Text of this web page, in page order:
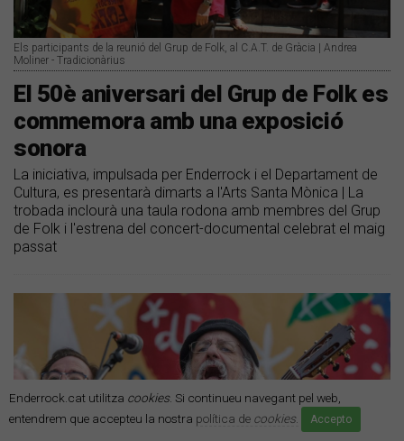
Enderrock.cat utilitza cookies. Si continueu navegant pel web,
entendrem que accepteu la nostra política de cookies. Accepto
Els participants de la reunió del Grup de Folk, al C.A.T. de Gràcia | Andrea
Moliner - Tradicionàrius
El 50è aniversari del Grup de Folk es
commemora amb una exposició
sonora
La iniciativa, impulsada per Enderrock i el Departament de
Cultura, es presentarà dimarts a l'Arts Santa Mònica | La
trobada inclourà una taula rodona amb membres del Grup
de Folk i l'estrena del concert-documental celebrat el maig
passat